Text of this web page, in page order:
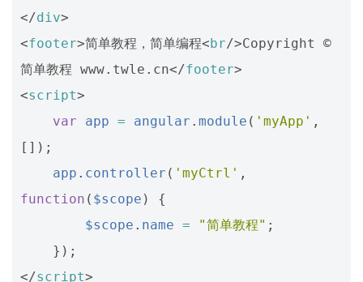
</div>
<footer>简单教程，简单编程<br/>Copyright ©
简单教程 www.twle.cn</footer>
<script>
var
app = angular . module ( 'myApp' ,
[]);
app . controller ( 'myCtrl' ,
function ( $scope )
{
$scope . name = "简单教程" ;
});
</script>